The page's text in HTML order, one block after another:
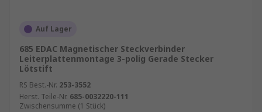
Auf Lager
685 EDAC Magnetischer Steckverbinder
Leiterplattenmontage 3-polig Gerade Stecker
Lötstift
RS Best.-Nr. 253-3552
Herst. Teile-Nr. 685-0032220-111
Zwischensumme (1 Stück)